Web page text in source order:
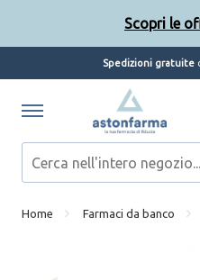
Spedizioni gratuite
Home Farmaci da banco
Scopri le